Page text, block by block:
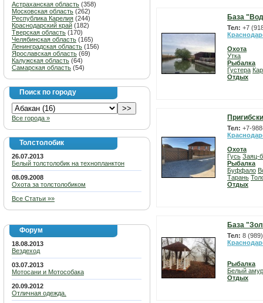
Астраханская область (358)
Московская область (262)
Республика Карелия (244)
Краснодарский край (182)
Тверская область (170)
Челябинская область (165)
Ленинградская область (156)
Ярославская область (69)
Калужская область (64)
Самарская область (54)
Поиск по городу
Все города »
Толстолобик
26.07.2013
Белый толстолобик на технопланктон
08.09.2008
Охота за толстолобиком
Все Статьи »»
Форум
18.08.2013
Вездеход
03.07.2013
Мотосани и Мотособака
20.09.2012
Отличная одежда.
База
Тел: +7
Охота
Утка
Рыбалка
Густера
Отдых
Тел: +7-
Охота
Гусь Заяц-
Рыбалка
Буффало
Тарань
Отдых
База
Тел: 8
Рыбалка
Белый амур
Отдых